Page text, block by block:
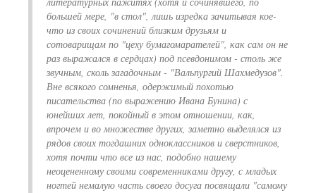
большей мере, "в стол", лишь изредка зачитывая кое-
что из своих сочинений близким друзьям и
сотоварищам по "цеху бумагомарателей", как сам он не
раз выражался в сердцах) под псевдонимом - столь же
звучным, сколь загадочным - "Вальпургий Шахмедузов".
Вне всякого сомненья, одержимый похотью
писательства (по выражению Ивана Бунина) с
юнейших лет, покойный в этом отношении, как,
впрочем и во множестве других, заметно выделялся из
рядов своих тогдашних одноклассников и сверстников,
хотя почти что все из нас, подобно нашему
неоцененному своими современниками другу, с младых
ногтей немалую часть своего досуга посвящали "самому